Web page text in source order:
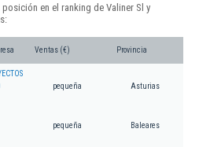
en el ranking de Valiner Sl y
Ventas (€) Provincia
pequeña Asturias
pequeña Baleares